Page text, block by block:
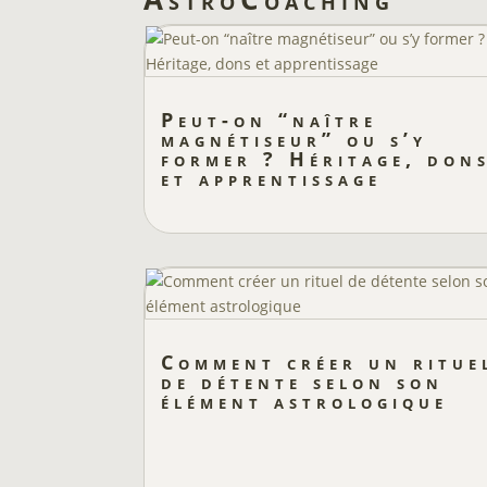
Peut-on “naître
magnétiseur” ou s’y
former ? Héritage, dons
et apprentissage
Comment créer un
de détente selon son
élément astrologique